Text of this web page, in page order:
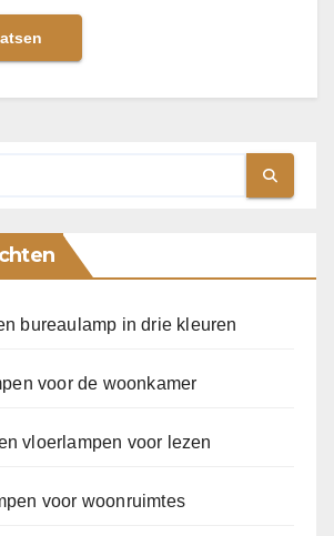
bureaulamp in drie kleuren
voor de woonkamer
vloerlampen voor lezen
voor woonruimtes